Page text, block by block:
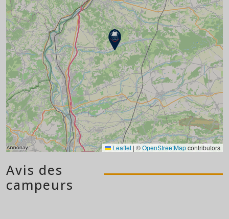
Leaflet | ©OpenStreetMapcontributors
Avis des
campeurs